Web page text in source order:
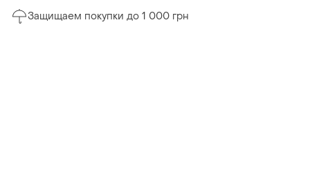
Защищаем покупки до 1 000 грн